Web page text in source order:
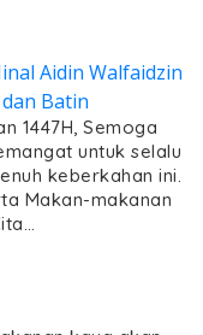
1447H, Semoga
untuk selalu
keberkahan ini.
Makan-makanan